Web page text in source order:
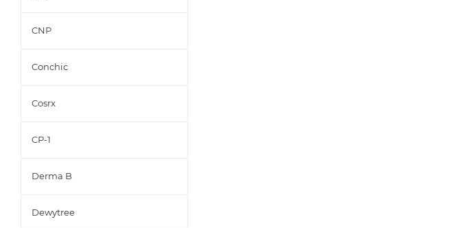
CNP
Conchic
Cosrx
CP-1
Derma B
Dewytree